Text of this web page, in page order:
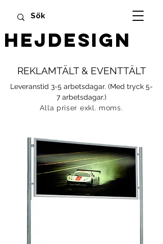
HEJDESIGN
REKLAMTÄLT & EVENTTÄLT
Leveranstid 3-5 arbetsdagar. (Med tryck 5-
7 arbetsdagar.)
Alla priser exkl. moms.